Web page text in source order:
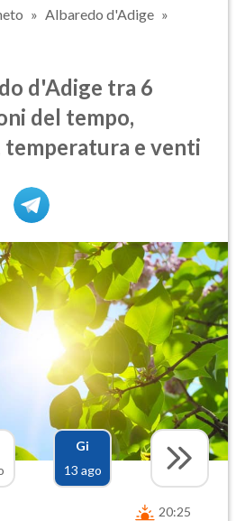
Albaredo d'Adige
d'Adige tra 6
del tempo,
e venti
Gi
13 ago
20:25